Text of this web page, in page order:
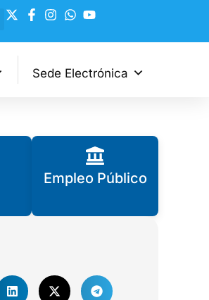
Sede Electrónica
Empleo Público